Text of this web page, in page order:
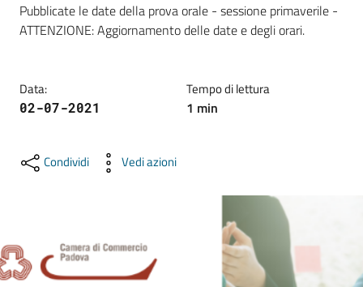
e
Consumatore
Impresa
La
Camera
Pubblicate le date della prova orale - sessione primaverile -
ATTENZIONE: Aggiornamento delle date e degli orari.
Data:
02-07-2021
Tempo di lettura
1 min
Condividi Vedi azioni